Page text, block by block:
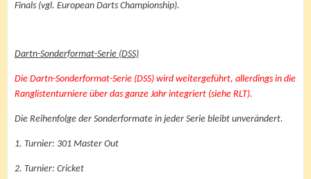
Finals (vgl. European Darts Championship).
Dartn-Sonderformat-Serie (DSS)
Die Dartn-Sonderformat-Serie (DSS) wird weitergeführt, allerdings in die
Ranglistenturniere über das ganze Jahr integriert (siehe RLT).
Die Reihenfolge der Sonderformate in jeder Serie bleibt unverändert.
1. Turnier: 301 Master Out
2. Turnier: Cricket